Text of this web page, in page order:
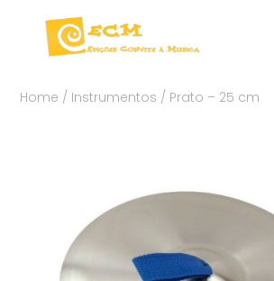
Home / Instrumentos / Prato – 25 cm